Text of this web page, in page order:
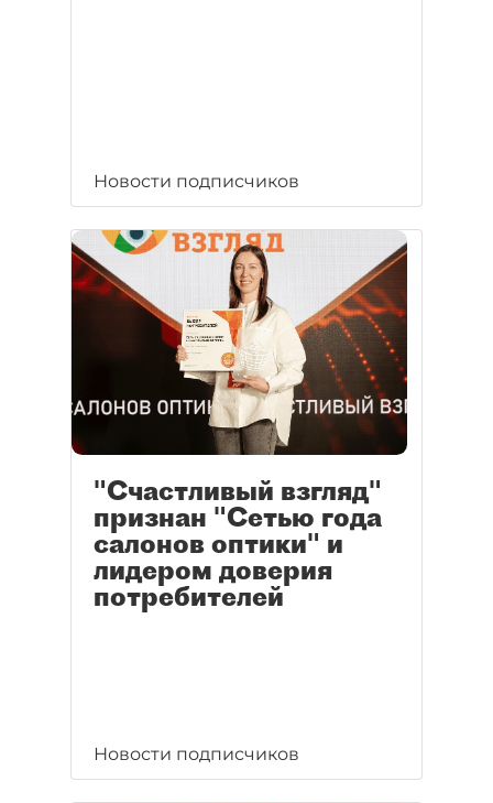
Новости подписчиков
"Счастливый взгляд"
признан "Сетью года
салонов оптики" и
лидером доверия
потребителей
Новости подписчиков